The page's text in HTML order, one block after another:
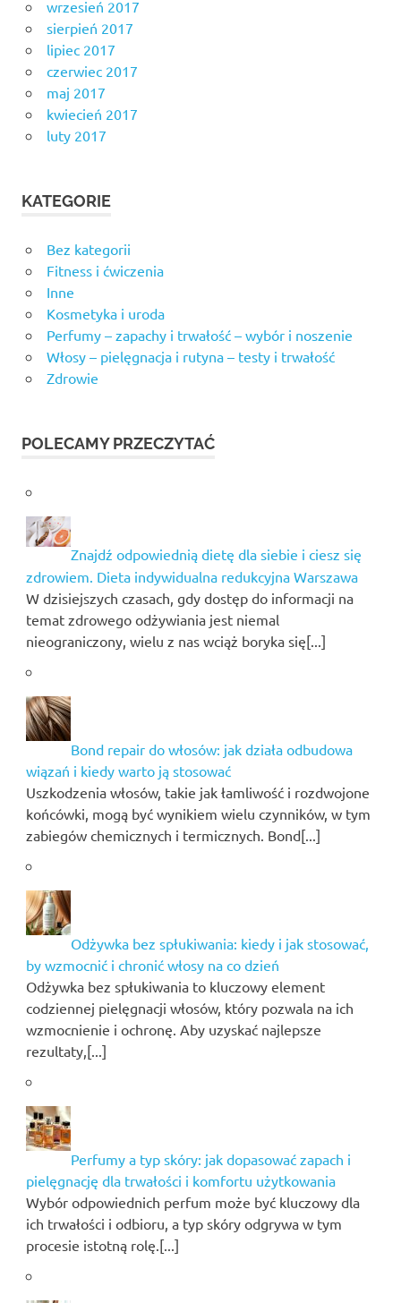
wrzesień 2017
sierpień 2017
lipiec 2017
czerwiec 2017
maj 2017
kwiecień 2017
luty 2017
KATEGORIE
Bez kategorii
Fitness i ćwiczenia
Inne
Kosmetyka i uroda
Perfumy – zapachy i trwałość – wybór i noszenie
Włosy – pielęgnacja i rutyna – testy i trwałość
Zdrowie
POLECAMY PRZECZYTAĆ
Znajdź odpowiednią dietę dla siebie i ciesz się
zdrowiem. Dieta indywidualna redukcyjna Warszawa
W dzisiejszych czasach, gdy dostęp do informacji na
temat zdrowego odżywiania jest niemal
nieograniczony, wielu z nas wciąż boryka się[...]
Bond repair do włosów: jak działa odbudowa
wiązań i kiedy warto ją stosować
Uszkodzenia włosów, takie jak łamliwość i rozdwojone
końcówki, mogą być wynikiem wielu czynników, w tym
zabiegów chemicznych i termicznych. Bond[...]
Odżywka bez spłukiwania: kiedy i jak stosować,
by wzmocnić i chronić włosy na co dzień
Odżywka bez spłukiwania to kluczowy element
codziennej pielęgnacji włosów, który pozwala na ich
wzmocnienie i ochronę. Aby uzyskać najlepsze
rezultaty,[...]
Perfumy a typ skóry: jak dopasować zapach i
pielęgnację dla trwałości i komfortu użytkowania
Wybór odpowiednich perfum może być kluczowy dla
ich trwałości i odbioru, a typ skóry odgrywa w tym
procesie istotną rolę.[...]